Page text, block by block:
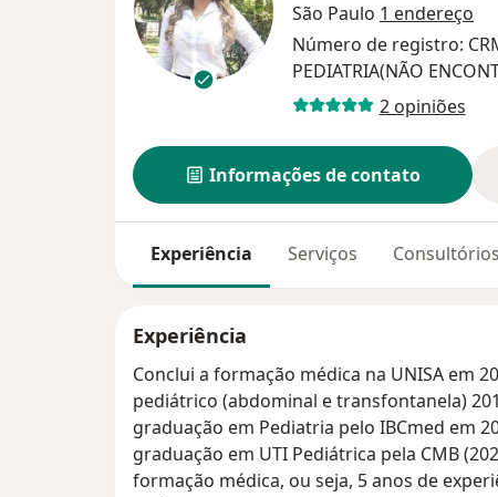
São Paulo 1 endereço
Número de registro:
PEDIATRIA(NÃO
2 opiniões
Informações de contato
Experiência Serviços Consultórios
Experiência
Conclui a formação médica na UNISA em
pediátrico (abdominal e transfontanela) 2019 pelo CETRUS. Realizei a Pós
graduação em Pediatria pelo IBCmed em
graduação em UTI Pediátrica pela CMB
formação médica, ou seja, 5 anos de